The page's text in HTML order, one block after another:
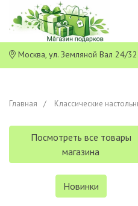
Москва, ул. Земляной Вал 24/
Главная Классические
Посмотреть все товары
магазина
Новинки